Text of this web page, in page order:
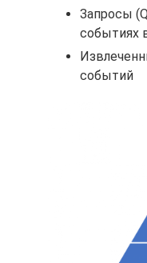
Запросы
событиях
событий